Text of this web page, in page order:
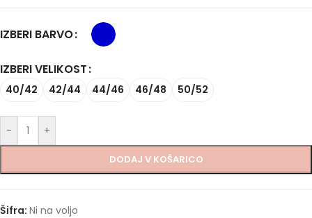
IZBERI BARVO
IZBERI VELIKOST
40/42 42/44 44/46 46/48 50/52
- +
DODAJ V KOŠARICO
Šifra: Ni na voljo